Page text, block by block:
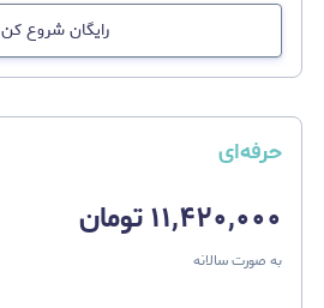
رایگان شروع کن
حرفه‌ای
۱۱,۴۲۰,۰۰۰ تومان
به‌ صورت سالانه